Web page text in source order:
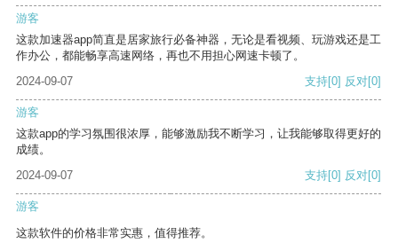
游客
这款加速器app简直是居家旅行必备神器，无论是看视频、玩游戏还是工
作办公，都能畅享高速网络，再也不用担心网速卡顿了。
2024-09-07
支持[0] 反对[0]
游客
这款app的学习氛围很浓厚，能够激励我不断学习，让我能够取得更好的
成绩。
2024-09-07
支持[0] 反对[0]
游客
这款软件的价格非常实惠，值得推荐。